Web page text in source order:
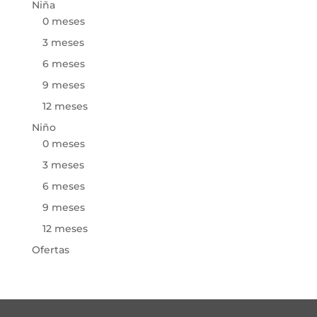
Niña
0 meses
3 meses
6 meses
9 meses
12 meses
Niño
0 meses
3 meses
6 meses
9 meses
12 meses
Ofertas